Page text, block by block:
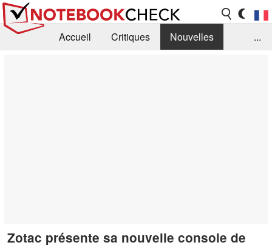
Accueil Critiques
Nouvelles
...
Zotac présente sa nouvelle console de